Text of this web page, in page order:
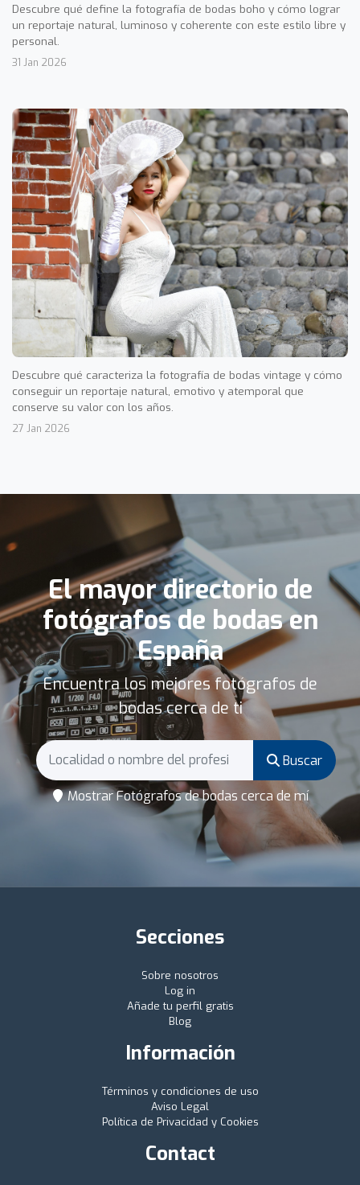
Descubre qué define la fotografía de bodas boho y cómo lograr
un reportaje natural, luminoso y coherente con este estilo libre y
personal.
31 Jan 2026
Descubre qué caracteriza la fotografía de bodas vintage y cómo
conseguir un reportaje natural, emotivo y atemporal que
conserve su valor con los años.
27 Jan 2026
El mayor directorio de
fotógrafos de bodas en
España
Encuentra los mejores fotógrafos de
bodas cerca de ti
Buscar
Mostrar Fotógrafos de bodas cerca de mí
Secciones
Sobre nosotros
Log in
Añade tu perfil gratis
Blog
Información
Términos y condiciones de uso
Aviso Legal
Política de Privacidad y Cookies
Contact